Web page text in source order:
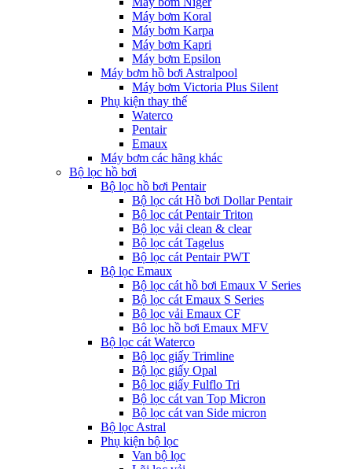
Máy bơm Koral
Máy bơm Karpa
Máy bơm Kapri
Máy bơm Epsilon
Máy bơm hồ bơi Astralpool
Máy bơm Victoria Plus Silent
Phụ kiện thay thế
Waterco
Pentair
Emaux
Máy bơm các hãng khác
Bộ lọc hồ bơi
Bộ lọc hồ bơi Pentair
Bộ lọc cát Hồ bơi Dollar Pentair
Bộ lọc cát Pentair Triton
Bộ lọc vải clean & clear
Bộ lọc cát Tagelus
Bộ lọc cát Pentair PWT
Bộ lọc Emaux
Bộ lọc cát hồ bơi Emaux V Series
Bộ lọc cát Emaux S Series
Bộ lọc vải Emaux CF
Bô lọc hồ bơi Emaux MFV
Bộ lọc cát Waterco
Bộ lọc giấy Trimline
Bộ lọc giấy Opal
Bộ lọc giấy Fulflo Tri
Bộ lọc cát van Top Micron
Bộ lọc cát van Side micron
Bộ lọc Astral
Phụ kiện bộ lọc
Van bộ lọc